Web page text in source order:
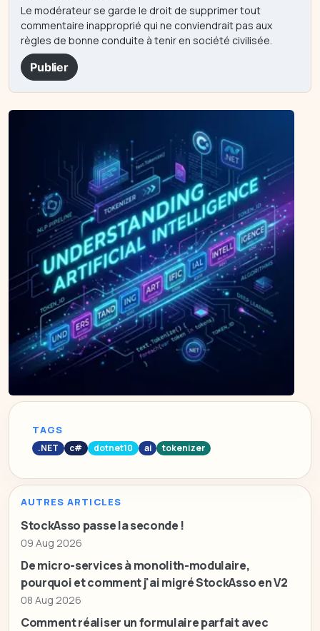
Le modérateur se garde le droit de supprimer tout
commentaire inapproprié qui ne conviendrait pas aux
règles de bonne conduite à tenir en société civilisée.
Publier
TAGS
.NET c# dotnet10 ai tokenizer
AUTRES ARTICLES
StockAsso passe la seconde !
09 Aug 2026
De micro-services à monolith-modulaire,
pourquoi et comment j'ai migré StockAsso en V2
08 Aug 2026
Comment réaliser un formulaire parfait avec